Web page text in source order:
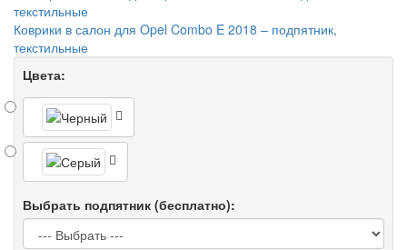
Коврики в салон для Opel Combo E 2018 – подпятник,
текстильные
Цвета:
Выбрать подпятник (бесплатно):